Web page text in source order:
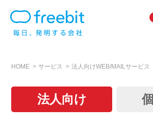
HOME サービス 法人向けWEB/MAILサービス
法人向け